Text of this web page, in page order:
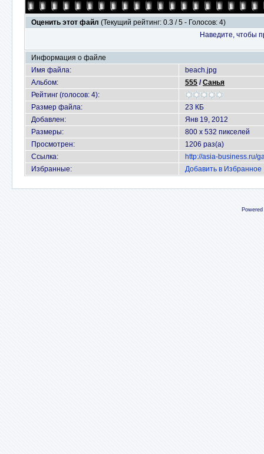
Оценить этот файл (Текущий рейтинг: 0.3 / 5 - Голосов: 4)
Наведите, чтобы
Информация о файле
Имя файла:
beach.jpg
Альбом:
555 /Санья
Рейтинг (голосов: 4):
Размер файла:
23 КБ
Добавлен:
Янв 19, 2012
Размеры:
800 x 532 пикселей
Просмотрен:
1206 раз(а)
Ссылка:
http://asia-business.ru/
Избранные:
Добавить в Избранное